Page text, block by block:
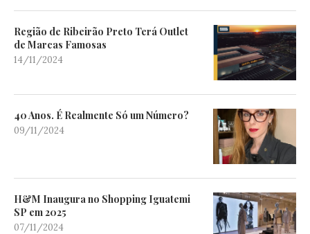
Região de Ribeirão Preto Terá Outlet
de Marcas Famosas
14/11/2024
40 Anos. É Realmente Só um Número?
09/11/2024
H&M Inaugura no Shopping Iguatemi
SP em 2025
07/11/2024